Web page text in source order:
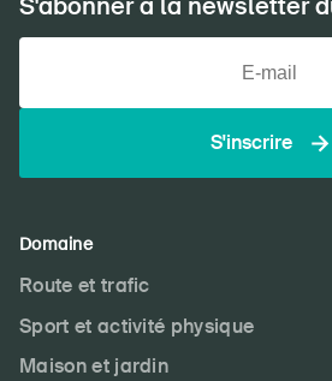
S'inscrire
Domaine
Route et trafic
Sport et activité physique
Maison et jardin